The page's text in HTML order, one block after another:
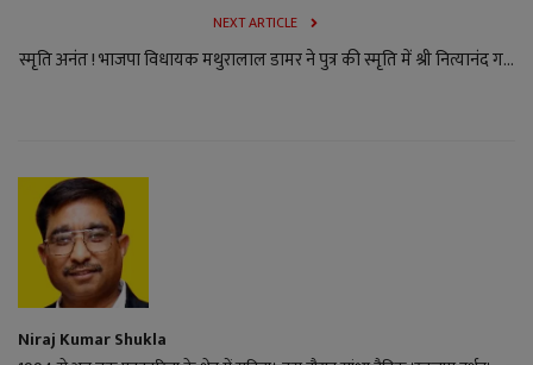
NEXT ARTICLE
स्मृति अनंत ! भाजपा विधायक मथुरालाल डामर ने पुत्र की स्मृति में श्री नित्यानंद ग...
Niraj Kumar Shukla